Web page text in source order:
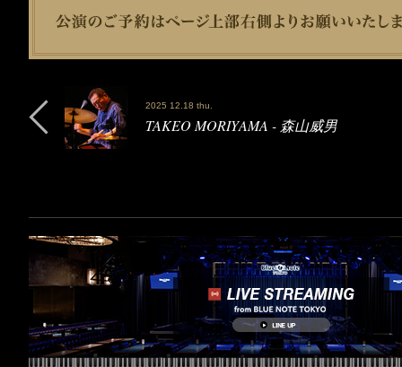
2025 12.18 thu.
TAKEO MORIYAMA - 森山威男